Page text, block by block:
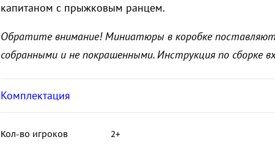
капитаном с прыжковым ранцем.
Обратите внимание! Миниатюры в коробке
собранными и не покрашенными. Инструкция по сборке
Комплектация
Кол-во игроков
2+